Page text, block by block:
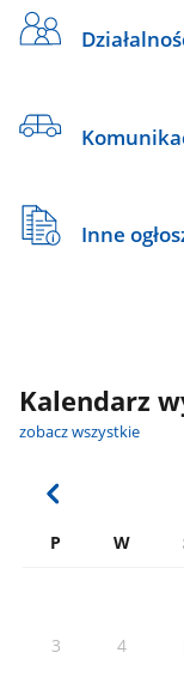
Inne
Kalendarz
zobacz wszystkie
P W
3 4